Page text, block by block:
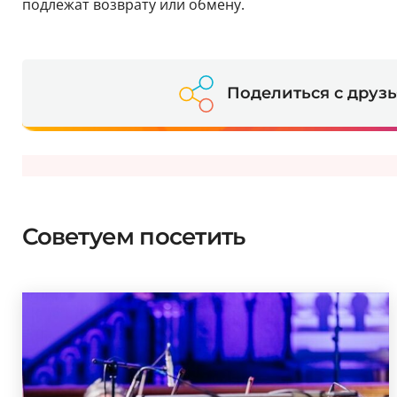
подлежат возврату или обмену.
Поделиться с
Советуем посетить